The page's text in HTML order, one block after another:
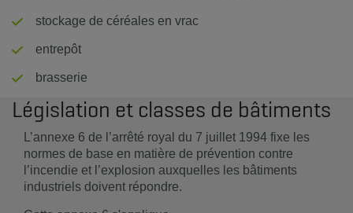
stockage de céréales en vrac
entrepôt
brasserie
Législation et classes de bâtiments
L’annexe 6 de l’arrêté royal du 7 juillet 1994 fixe les
normes de base en matière de prévention contre
l’incendie et l’explosion auxquelles les bâtiments
industriels doivent répondre.